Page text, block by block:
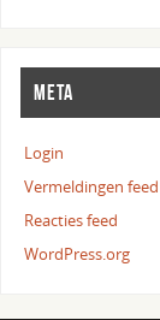
META
Login
Vermeldingen feed
Reacties feed
WordPress.org